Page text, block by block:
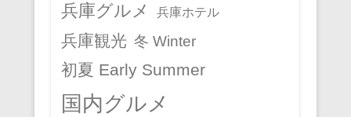
兵庫グルメ 兵庫ホテル
兵庫観光 冬 Winter
初夏 Early Summer
国内グルメ